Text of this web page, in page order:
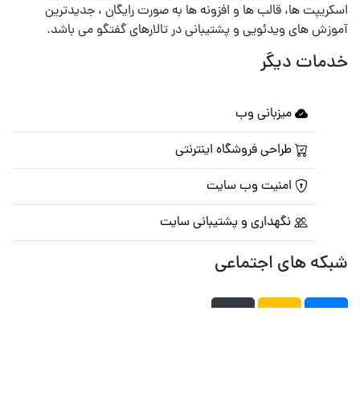
اسکریپت ها، قالب ها و افزونه ها به صورت رایگان ، جدیدترین
آموزش های ویدئویی و پشتیبانی در تالارهای گفتگو می باشد.
خدمات دیگر
میزبانی وب
طراحی فروشگاه اینترنتی
امنیت وب سایت
نگهداری و پشتیبانی سایت
شبکه های اجتماعی